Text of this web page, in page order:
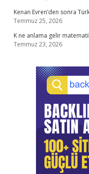
Kenan Evren’den sonra
Temmuz 25, 2026
K ne anlama gelir
Temmuz 23, 2026